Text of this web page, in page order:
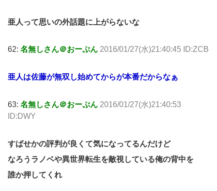
亜人って思いの外話題に上がらないな
62: 名無しさん＠おーぷん 2016/01/27(水)21:40:45 ID:ZCB
亜人は佐藤が無双し始めてからが本番だからなぁ
63: 名無しさん＠おーぷん 2016/01/27(水)21:40:53
ID:DWY
すばせかの評判が良くて気になってるんだけど
なろうラノベや異世界転生を敵視している俺の背中を
誰か押してくれ